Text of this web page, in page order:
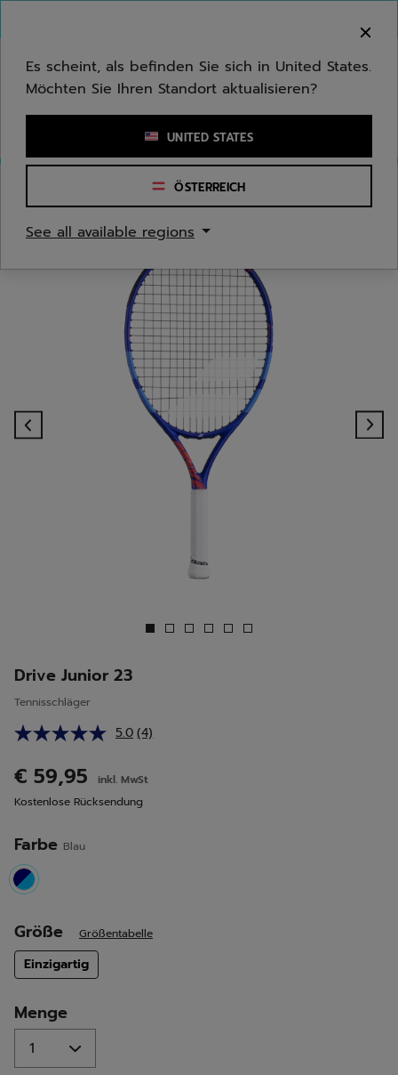
Stichwort oder Artikelnummer eingeben
Drive Junior 23
Tennisschläger
5.0 4
Link
auf
derselben
(4)
€ 59,95
inkl. MwSt
Kostenlose Rücksendung
Farbe Blau
selected
Größe Größentabelle
Einzigartig
selected
Menge
Es scheint, als befinden Sie sich in United States.
Möchten Sie Ihren Standort aktualisieren?
UNITED STATES
ÖSTERREICH
See all available regions